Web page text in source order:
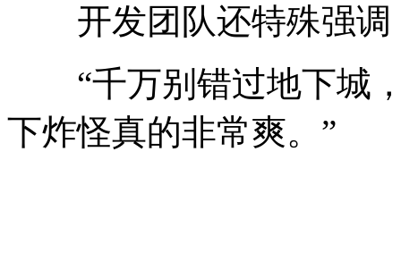
开发团队还特殊强调
“千万别错过地下城，
下炸怪真的非常爽。”